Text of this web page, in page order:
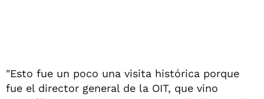
"Esto fue un poco una visita histórica porque
fue el director general de la OIT, que vino